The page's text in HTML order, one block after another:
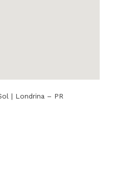
| Londrina – PR